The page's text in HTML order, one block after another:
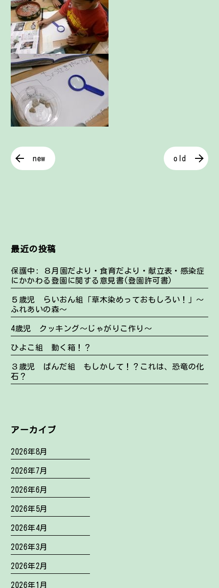
new old
最近の投稿
保護中: ８月園だより・食育だより・献立表・感染症
にかかわる登園に関する意見書(登園許可書)
５歳児 らいおん組「草木染めっておもしろい！」～
ふれあいの森～
4歳児 クッキング～じゃがりこ作り～
ひよこ組 動く箱！？
３歳児 ぱんだ組 もしかして！？これは、恐竜の化
石？
アーカイブ
2026年8月
2026年7月
2026年6月
2026年5月
2026年4月
2026年3月
2026年2月
2026年1月